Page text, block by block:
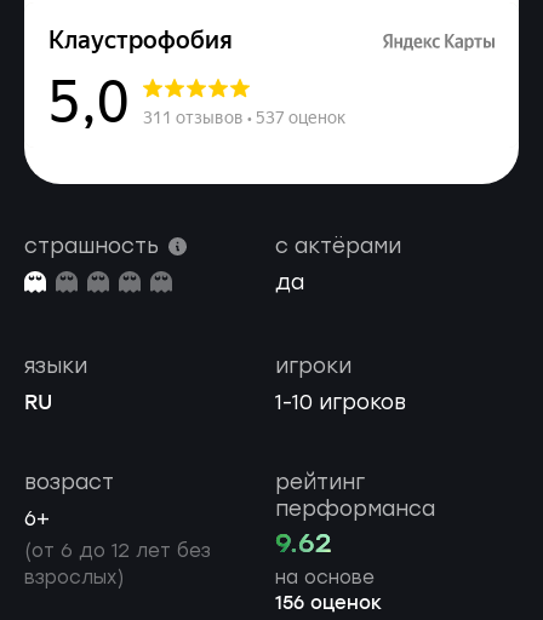
страшность
с актёрами
да
игроки
1-10 игроков
языки
RU
возраст
6+
(от 6 до 12 лет без
взрослых)
рейтинг
перформанса
9.62
на основе
156 оценок